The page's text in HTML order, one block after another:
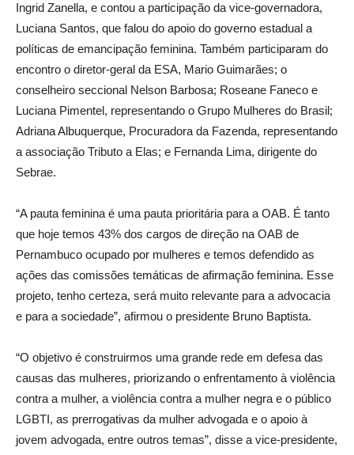
Ingrid Zanella, e contou a participação da vice-governadora,
Luciana Santos, que falou do apoio do governo estadual a
políticas de emancipação feminina. Também participaram do
encontro o diretor-geral da ESA, Mario Guimarães; o
conselheiro seccional Nelson Barbosa; Roseane Faneco e
Luciana Pimentel, representando o Grupo Mulheres do Brasil;
Adriana Albuquerque, Procuradora da Fazenda, representando
a associação Tributo a Elas; e Fernanda Lima, dirigente do
Sebrae.
“A pauta feminina é uma pauta prioritária para a OAB. É tanto
que hoje temos 43% dos cargos de direção na OAB de
Pernambuco ocupado por mulheres e temos defendido as
ações das comissões temáticas de afirmação feminina. Esse
projeto, tenho certeza, será muito relevante para a advocacia
e para a sociedade”, afirmou o presidente Bruno Baptista.
“O objetivo é construirmos uma grande rede em defesa das
causas das mulheres, priorizando o enfrentamento à violência
contra a mulher, a violência contra a mulher negra e o público
LGBTI, as prerrogativas da mulher advogada e o apoio à
jovem advogada, entre outros temas”, disse a vice-presidente,